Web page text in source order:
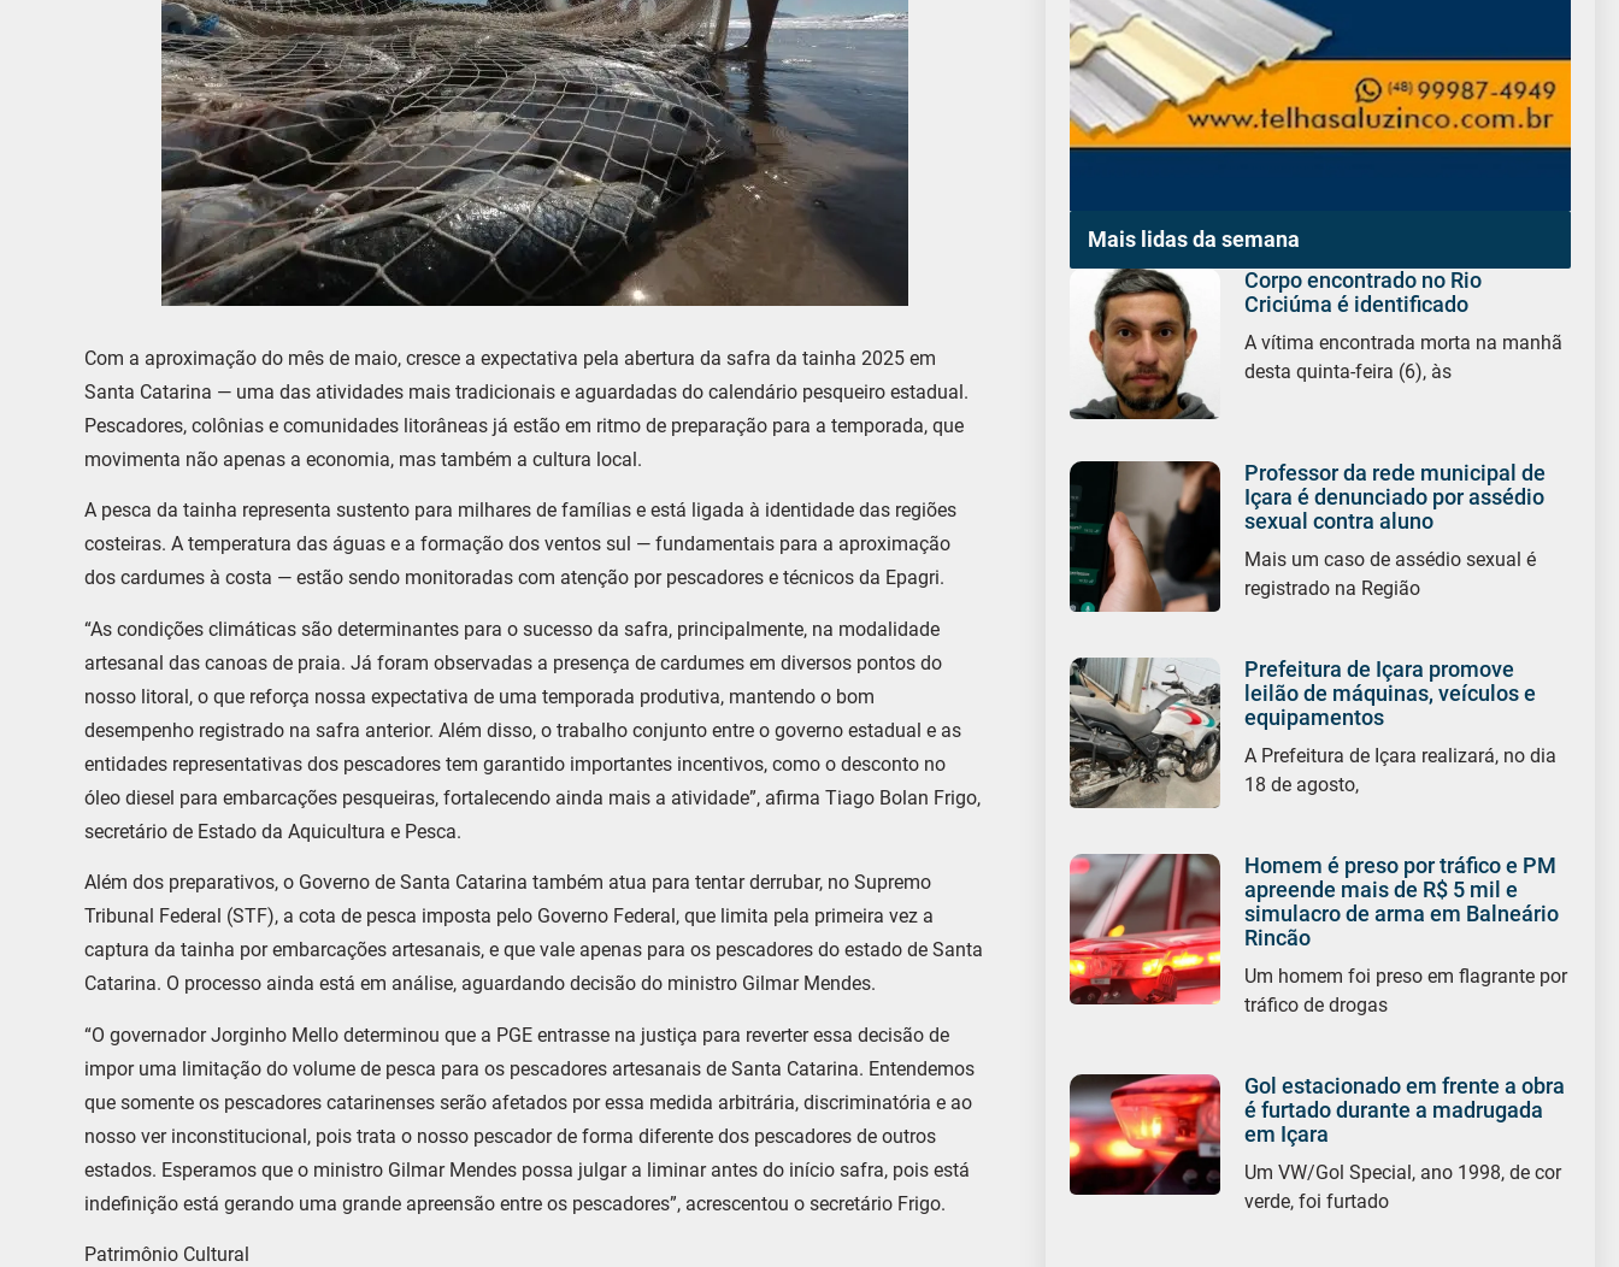
Com a aproximação do mês de maio, cresce a expectativa pela abertura da safra da tainha 2025 em
Santa Catarina — uma das atividades mais tradicionais e aguardadas do calendário pesqueiro estadual.
Pescadores, colônias e comunidades litorâneas já estão em ritmo de preparação para a temporada, que
movimenta não apenas a economia, mas também a cultura local.
A pesca da tainha representa sustento para milhares de famílias e está ligada à identidade das regiões
costeiras. A temperatura das águas e a formação dos ventos sul — fundamentais para a aproximação
dos cardumes à costa — estão sendo monitoradas com atenção por pescadores e técnicos da Epagri.
“As condições climáticas são determinantes para o sucesso da safra, principalmente, na modalidade
artesanal das canoas de praia. Já foram observadas a presença de cardumes em diversos pontos do
nosso litoral, o que reforça nossa expectativa de uma temporada produtiva, mantendo o bom
desempenho registrado na safra anterior. Além disso, o trabalho conjunto entre o governo estadual e as
entidades representativas dos pescadores tem garantido importantes incentivos, como o desconto no
óleo diesel para embarcações pesqueiras, fortalecendo ainda mais a atividade”, afirma Tiago Bolan Frigo,
secretário de Estado da Aquicultura e Pesca.
Além dos preparativos, o Governo de Santa Catarina também atua para tentar derrubar, no Supremo
Tribunal Federal (STF), a cota de pesca imposta pelo Governo Federal, que limita pela primeira vez a
captura da tainha por embarcações artesanais, e que vale apenas para os pescadores do estado de Santa
Catarina. O processo ainda está em análise, aguardando decisão do ministro Gilmar Mendes.
“O governador Jorginho Mello determinou que a PGE entrasse na justiça para reverter essa decisão de
impor uma limitação do volume de pesca para os pescadores artesanais de Santa Catarina. Entendemos
que somente os pescadores catarinenses serão afetados por essa medida arbitrária, discriminatória e ao
nosso ver inconstitucional, pois trata o nosso pescador de forma diferente dos pescadores de outros
estados. Esperamos que o ministro Gilmar Mendes possa julgar a liminar antes do início safra, pois está
indefinição está gerando uma grande apreensão entre os pescadores”, acrescentou o secretário Frigo.
Patrimônio Cultural
Mais lidas da semana
Corpo encontrado no Rio
Criciúma é identificado
A vítima encontrada morta na manhã
desta quinta-feira (6), às
Professor da rede municipal de
Içara é denunciado por assédio
sexual contra aluno
Mais um caso de assédio sexual é
registrado na Região
Prefeitura de Içara promove
leilão de máquinas, veículos e
equipamentos
A Prefeitura de Içara realizará, no dia
18 de agosto,
Homem é preso por tráfico e PM
apreende mais de R$ 5 mil e
simulacro de arma em Balneário
Rincão
Um homem foi preso em flagrante por
tráfico de drogas
Gol estacionado em frente a obra
é furtado durante a madrugada
em Içara
Um VW/Gol Special, ano 1998, de cor
verde, foi furtado